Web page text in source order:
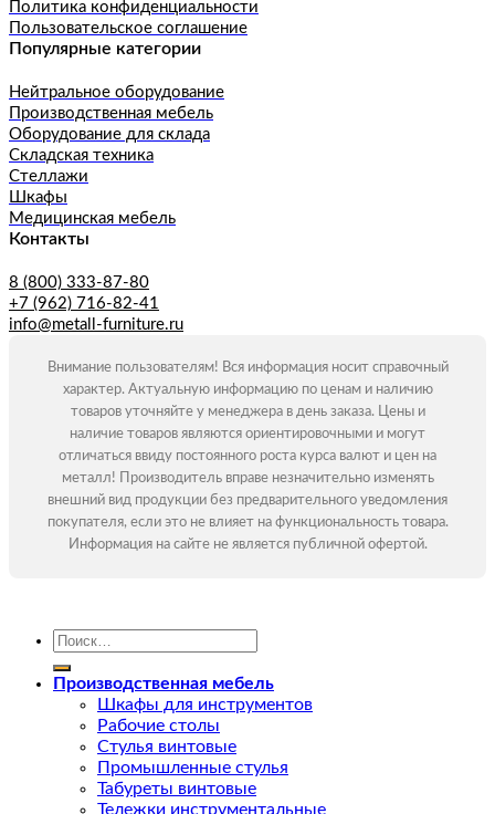
Политика конфиденциальности
Пользовательское соглашение
Популярные категории
Нейтральное оборудование
Производственная мебель
Оборудование для склада
Складская техника
Стеллажи
Шкафы
Медицинская мебель
Контакты
8 (800) 333-87-80
+7 (962) 716-82-41
info@metall-furniture.ru
Внимание пользователям! Вся информация носит справочный
характер. Актуальную информацию по ценам и наличию
товаров уточняйте у менеджера в день заказа. Цены и
наличие товаров являются ориентировочными и могут
отличаться ввиду постоянного роста курса валют и цен на
металл! Производитель вправе незначительно изменять
внешний вид продукции без предварительного уведомления
покупателя, если это не влияет на функциональность товара.
Информация на сайте не является публичной офертой.
Искать:
Производственная мебель
Шкафы для инструментов
Рабочие столы
Стулья винтовые
Промышленные стулья
Табуреты винтовые
Тележки инструментальные